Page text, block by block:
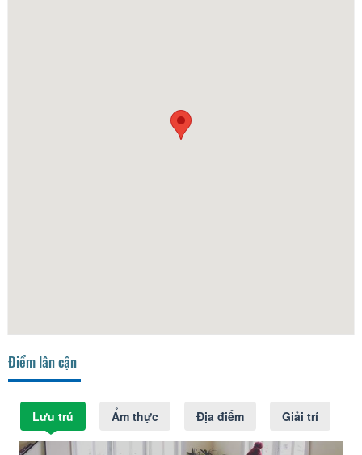
Điểm lân cận
Lưu trú Ẩm thực Địa điểm Giải trí